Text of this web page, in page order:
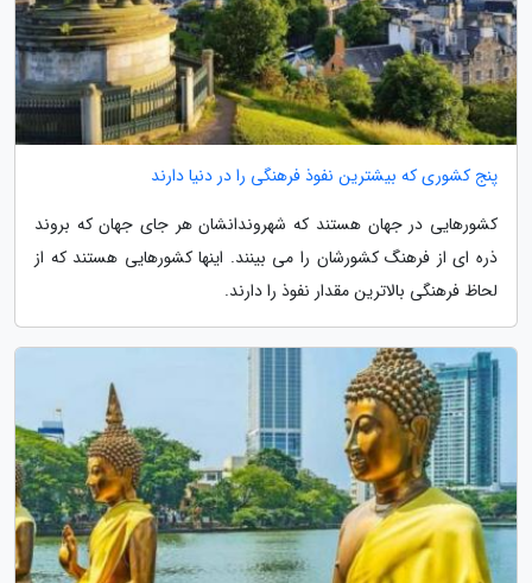
پنج کشوری که بیشترین نفوذ فرهنگی را در دنیا دارند
کشورهایی در جهان هستند که شهروندانشان هر جای جهان که بروند
ذره ای از فرهنگ کشورشان را می بینند. اینها کشورهایی هستند که از
لحاظ فرهنگی بالاترین مقدار نفوذ را دارند.